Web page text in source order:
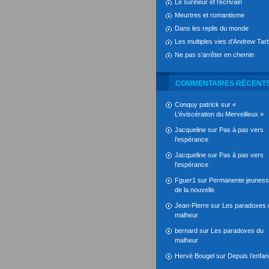
Le surineur et l’écrivain
Meurtres et romantisme
Dans les replis du monde
Les multiples vies d’Andrew
Ne pas s’arrêter en chemin
COMMENTAIRES
Conquy patrick sur «
L’éviscération du Merveilleux »
Jacqueline sur Pas à pas vers
l’espérance
Jacqueline sur Pas à pas vers
l’espérance
Fguer1 sur Permanente
de la nouvelle
Jean-Pierre sur Les paradoxes
malheur
bernard sur Les paradoxes du
malheur
Hervé Bougel sur Depuis